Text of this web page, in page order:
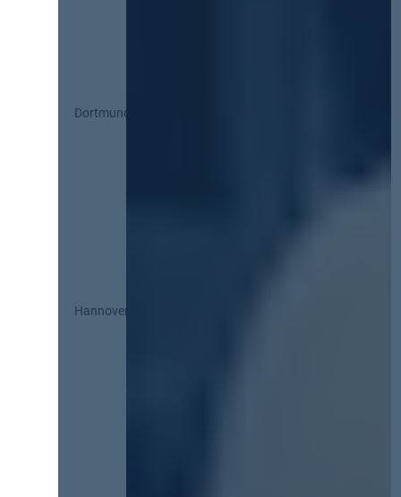
Dortmund
Hannover